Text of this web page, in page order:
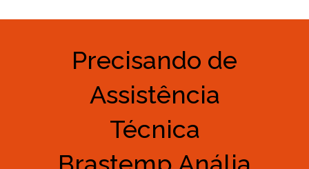
Precisando de
Assistência
Técnica